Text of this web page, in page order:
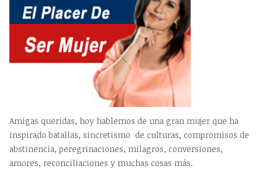
Amigas queridas, hoy hablemos de una gran mujer que ha
inspirado batallas, sincretismo de culturas, compromisos de
abstinencia, peregrinaciones, milagros, conversiones,
amores, reconciliaciones y muchas cosas más.